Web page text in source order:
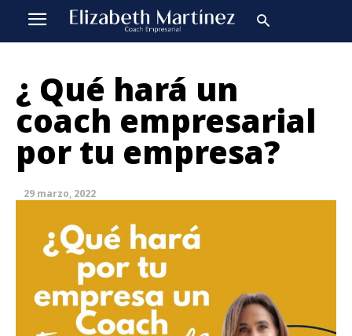
¿ Qué hará un
coach empresarial
por tu empresa?
29 marzo, 2022